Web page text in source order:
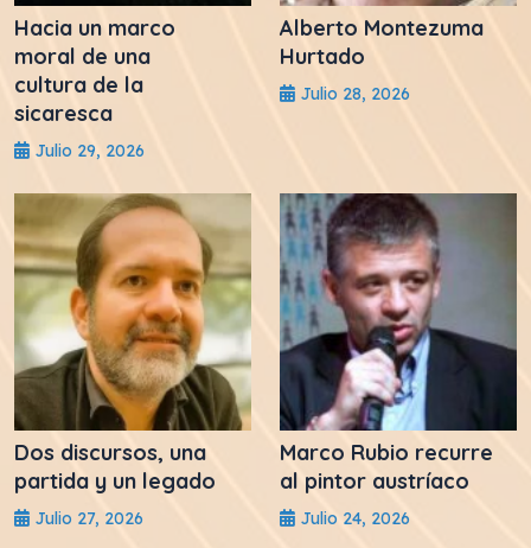
Hacia un marco
moral de una
cultura de la
sicaresca
Julio 29, 2026
Alberto Montezuma
Hurtado
Julio 28, 2026
Dos discursos, una
partida y un legado
Julio 27, 2026
Marco Rubio recurre
al pintor austríaco
Julio 24, 2026